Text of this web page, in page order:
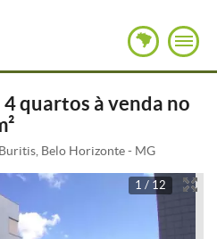
quartos à venda no
Belo Horizonte - MG
1 / 12